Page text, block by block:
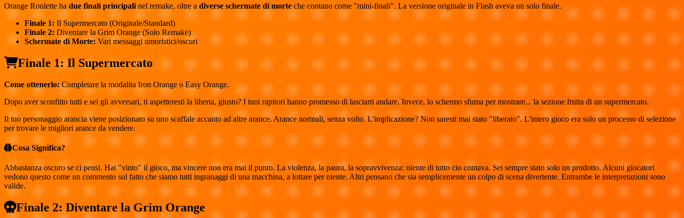
Orange Roulette ha due finali principali nel remake, oltre a diverse schermate di morte che contano come "mini-finali". La versione originale in Flash aveva un solo finale.
Finale 1: Il Supermercato (Originale/Standard)
Finale 2: Diventare la Grim Orange (Solo Remake)
Schermate di Morte: Vari messaggi umoristici/oscuri
Finale 1: Il Supermercato
Come ottenerlo:Completare la modalita Iron Orange o Easy Orange.
Dopo aver sconfitto tutti e sei gli avversari, ti aspetteresti la liberta, giusto? I tuoi rapitori hanno promesso di lasciarti andare. Invece, lo schermo sfuma per mostrare... la sezione frutta di un supermercato.
Il tuo personaggio arancia viene posizionato su uno scaffale accanto ad altre arance. Arance normali, senza volto. L'implicazione? Non saresti mai stato "liberato". L'intero gioco era solo un processo di selezione
per trovare le migliori arance da vendere.
Cosa Significa?
Abbastanza oscuro se ci pensi. Hai "vinto" il gioco, ma vincere non era mai il punto. La violenza, la paura, la sopravvivenza: niente di tutto cio contava. Sei sempre stato solo un prodotto. Alcuni giocatori
vedono questo come un commento sul fatto che siamo tutti ingranaggi di una macchina, a lottare per niente. Altri pensano che sia semplicemente un colpo di scena divertente. Entrambe le interpretazioni sono
valide.
Finale 2: Diventare la Grim Orange